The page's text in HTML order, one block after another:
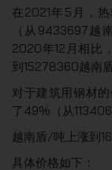
在2021年5月，
（从9433697
2020年12月相比
到15278360越南
对于建筑用钢材
了49%（从
越南盾/吨上涨到
具体价格如下：